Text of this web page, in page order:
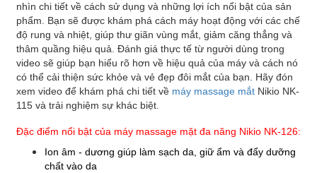
nhìn chi tiết về cách sử dụng và những lợi ích nổi bật của sản
phẩm. Bạn sẽ được khám phá cách máy hoạt động với các chế
độ rung và nhiệt, giúp thư giãn vùng mắt, giảm căng thẳng và
thâm quầng hiệu quả. Đánh giá thực tế từ người dùng trong
video sẽ giúp bạn hiểu rõ hơn về hiệu quả của máy và cách nó
có thể cải thiện sức khỏe và vẻ đẹp đôi mắt của bạn. Hãy đón
xem video để khám phá chi tiết về máy massage mắt Nikio NK-
115 và trải nghiệm sự khác biệt.
Đặc điểm nổi bật của máy massage mặt đa năng Nikio NK-126:
Ion âm - dương giúp làm sạch da, giữ ẩm và đẩy dưỡng
chất vào da